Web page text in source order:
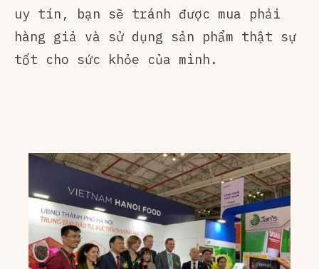
uy tín, bạn sẽ tránh được mua phải
hàng giả và sử dụng sản phẩm thật sự
tốt cho sức khỏe của mình.